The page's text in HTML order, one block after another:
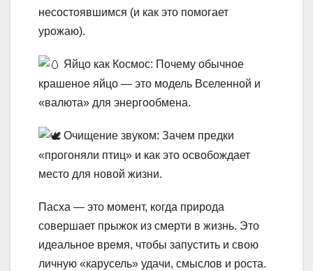
несостоявшимся (и как это помогает
урожаю).
Яйцо как Космос: Почему обычное
крашеное яйцо — это модель Вселенной и
«валюта» для энергообмена.
Очищение звуком: Зачем предки
«прогоняли птиц» и как это освобождает
место для новой жизни.
Пасха — это момент, когда природа
совершает прыжок из смерти в жизнь. Это
идеальное время, чтобы запустить и свою
личную «карусель» удачи, смыслов и роста.